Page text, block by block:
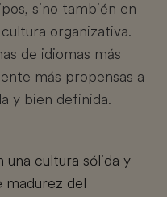
sino también en
organizativa.
de idiomas más
más propensas a
y bien definida.
una cultura sólida y
del